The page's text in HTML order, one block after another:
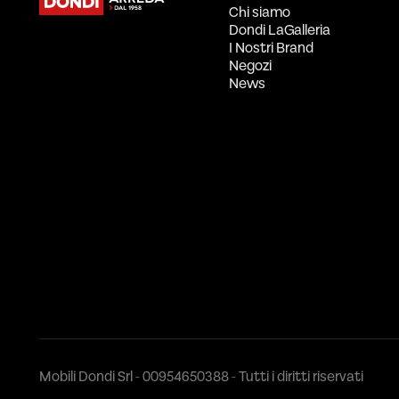
Chi siamo
Dondi LaGalleria
I Nostri Brand
Negozi
News
Mobili Dondi Srl - 00954650388 - Tutti i diritti riservati